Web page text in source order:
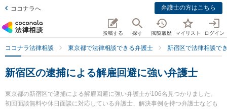
ココナラへ 弁護士の方はこちら
投稿する 探す 閲覧履歴 マイリスト ログイン
ココナラ法律相談 東京都で法律相談できる弁護士 新宿区で法律相談で
新宿区の逮捕による解雇回避に強い弁護士
東京都の新宿区で逮捕による解雇回避に強い弁護士が106名見つかりました。
初回面談無料や休日面談に対応している弁護士、解決事例を持つ弁護士なども